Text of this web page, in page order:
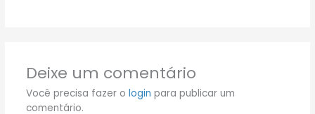
Deixe um comentário
Você precisa fazer o login para publicar um
comentário.